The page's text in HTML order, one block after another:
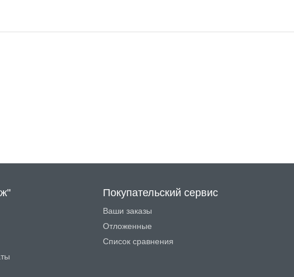
Покупательский сервис
Ваши заказы
Отложенные
Список сравнения